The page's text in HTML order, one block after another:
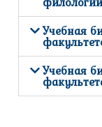
Учебная
Учебная